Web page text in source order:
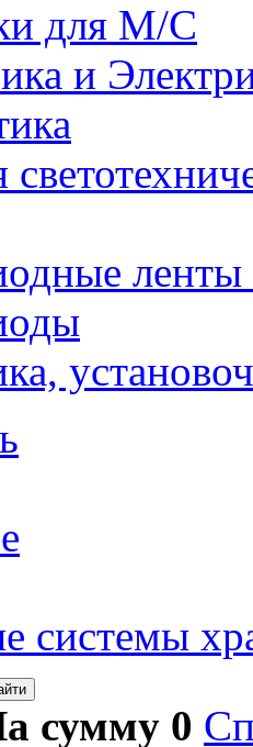
для М/С
и
системы
сумму 0